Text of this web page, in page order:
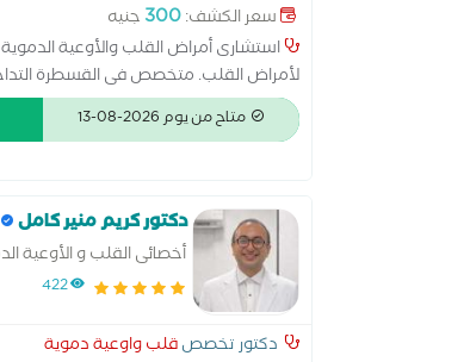
سعر الكشف:300 جنيه
استشارى أمراض القلب والأوعية
داخل الشريان التاجى بمنظار الموجات
متاح من يوم 2026-08-13
دكتور كريم منير كامل
أخصائى القلب و الأوعية
422
دكتور تخصصقلب واوعية دموية